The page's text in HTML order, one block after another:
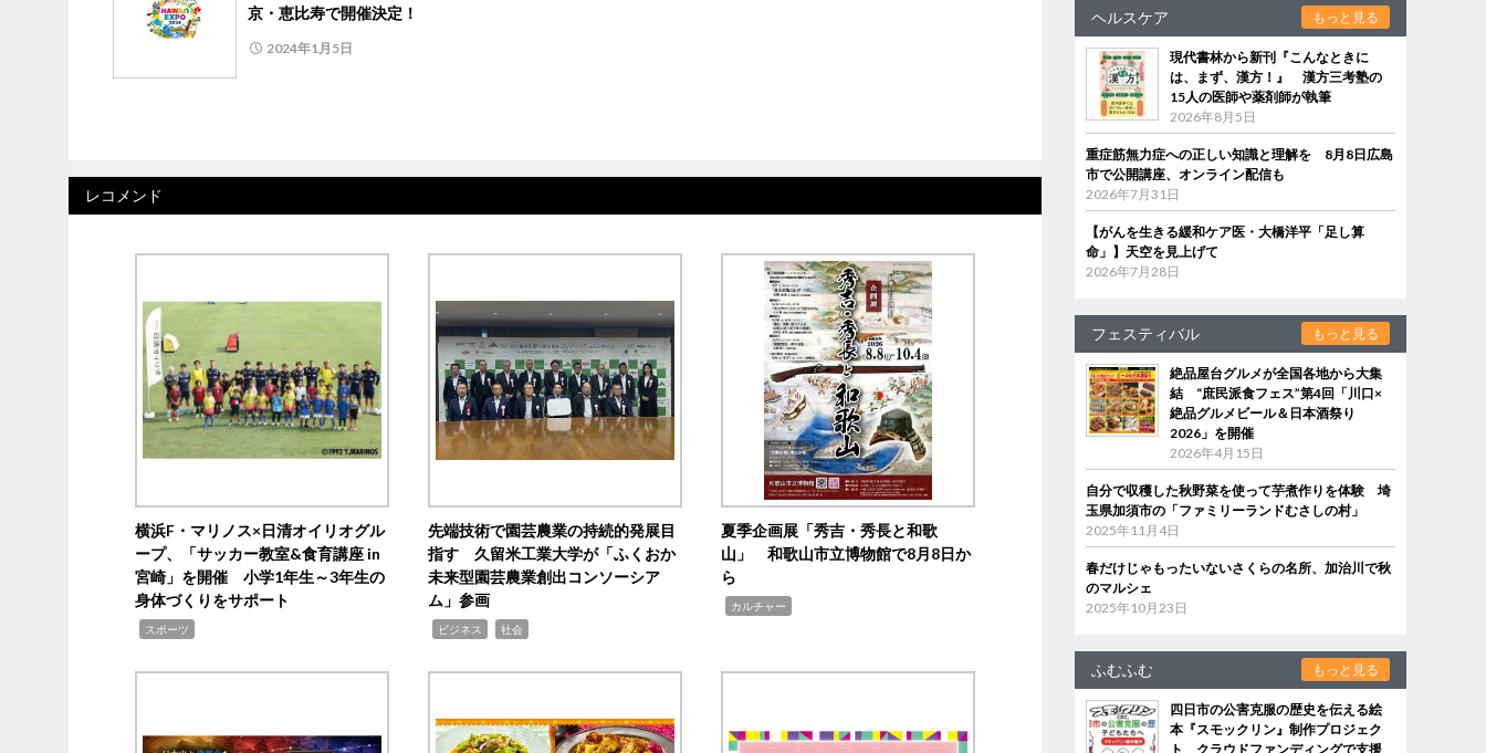
京・恵比寿で開催決定！
2024年1月5日
レコメンド
横浜F・マリノス×日清オイリオグル
ープ、「サッカー教室&食育講座 in
宮崎」を開催 小学1年生～3年生の
身体づくりをサポート
スポーツ
先端技術で園芸農業の持続的発展目
指す 久留米工業大学が「ふくおか
未来型園芸農業創出コンソーシア
ム」参画
ビジネス 社会
夏季企画展「秀吉・秀長と和歌
山」 和歌山市立博物館で8月8日か
ら
カルチャー
ヘルスケア もっと見る
現代書林から新刊『こんなときに
は、まず、漢方！』 漢方三考塾の
15人の医師や薬剤師が執筆
2026年8月5日
重症筋無力症への正しい知識と理解を 8月8日広島
市で公開講座、オンライン配信も
2026年7月31日
【がんを生きる緩和ケア医・大橋洋平「足し算
命」】天空を見上げて
2026年7月28日
フェスティバル もっと見る
絶品屋台グルメが全国各地から大集
結 “庶民派食フェス”第4回「川口×
絶品グルメビール＆日本酒祭り
2026」を開催
2026年4月15日
自分で収穫した秋野菜を使って芋煮作りを体験 埼
玉県加須市の「ファミリーランドむさしの村」
2025年11月4日
春だけじゃもったいないさくらの名所、加治川で秋
のマルシェ
2025年10月23日
ふむふむ もっと見る
四日市の公害克服の歴史を伝える絵
本『スモックリン』制作プロジェク
ト クラウドファンディングで支援